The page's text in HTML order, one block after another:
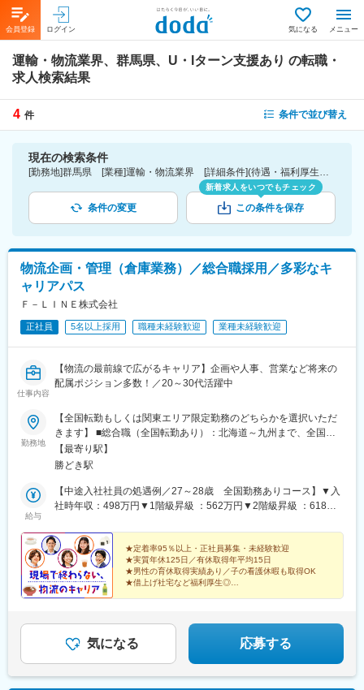
会員登録 ログイン 気になる メニュー
運輸・物流業界、群馬県、U・Iターン支援あり の転職・
求人検索結果
4 件 条件で並び替え
現在の検索条件
[勤務地]群馬県 [業種]運輸・物流業界 [詳細条件](待遇・福利厚生)U・Iターン支援あり
条件の変更
新着求人をいつでもチェック
この条件を保存
物流企画・管理（倉庫業務）／総合職採用／多彩なキ
ャリアパス
Ｆ－ＬＩＮＥ株式会社
正社員 5名以上採用 職種未経験歓迎 業種未経験歓迎
仕事内容
【物流の最前線で広がるキャリア】企画や人事、営業など将来の
配属ポジション多数！／20～30代活躍中
勤務地
【全国転勤もしくは関東エリア限定勤務のどちらかを選択いただ
きます】 ■総合職（全国転勤あり）：北海道～九州まで、全国の
当社事業所■総合職（関東限定勤務）：関東エリア（東京都・神奈
川県・千葉県・埼玉県・群馬県・茨城県・栃木県）の当社事業所
アオフィスタワーY棟 30階【日本全国の事業所】合計78（北海
道5、東北6、関東33、中部15、近畿・中四国12、九州7）※勤務
用することが可能です。会社からの家賃補助もあり、会社負担は
最大で78％となります。例）月8万円の住宅に月約2万円負担にて
利用＼支店・事業所の詳細はHPをご覧ください！／https://www.f-
line.tokyo.jp/company/base/成長を続ける冷凍物流分野で、関東圏
の基幹拠点を拡大・移転予定！新しく快適な環境と安定した事業
ます。
【最寄り駅】
勝どき駅
給与
【中途入社社員の処遇例／27～28歳 全国勤務ありコース】▼入
社時年収：498万円▼1階級昇級 ：562万円▼2階級昇級 ：618万
ったと仮定して算出した場合の目安です。 残業時間は勤務状況
により変動し、残業代は全額支給します。■全国転勤あり：月給
26万円～＋賞与年2回■関東限定勤務：月給23万円～＋賞与年2回※
いずれも月給に一律支給のライフプラン支援金 54,000円含む◎残
業手当・交通費別途支給◎スキルや経験・年齢などを考慮の上、
★定着率95％以上・正社員募集・未経験歓迎
★実質年休125日／有休取得年平均15日
★男性の育休取得実績あり／子の看護休暇も取得OK
★借上げ社宅など福利厚生◎
気になる 応募する